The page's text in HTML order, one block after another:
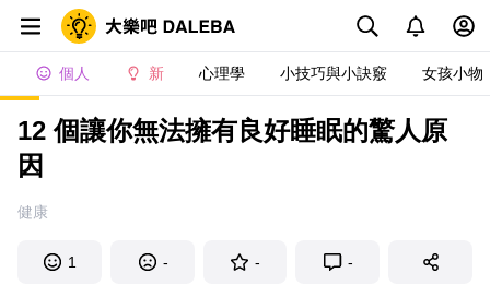
個人 新 心理學 小技巧與小訣竅 女孩小物
12 個讓你無法擁有良好睡眠的驚人原
因
健康
1 - - -